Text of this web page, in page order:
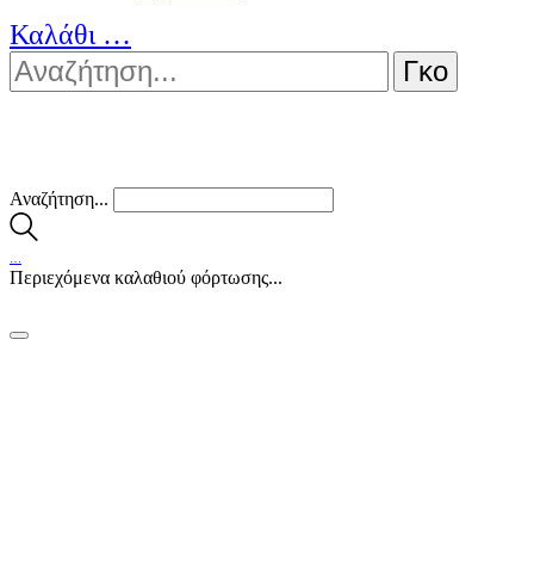
Καλάθι …
Αναζήτηση...
Περιεχόμενα καλαθιού φόρτωσης...